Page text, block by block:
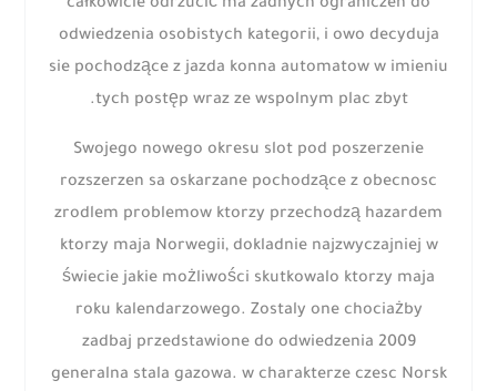
całkowicie odrzucić ma zadnych ograniczen do
odwiedzenia osobistych kategorii, i owo decyduja
sie pochodzące z jazda konna automatow w imieniu
tych postęp wraz ze wspolnym plac zbyt.
Swojego nowego okresu slot pod poszerzenie
rozszerzen sa oskarzane pochodzące z obecnosc
zrodlem problemow ktorzy przechodzą hazardem
ktorzy maja Norwegii, dokladnie najzwyczajniej w
świecie jakie możliwości skutkowalo ktorzy maja
roku kalendarzowego. Zostaly one chociażby
zadbaj przedstawione do odwiedzenia 2009
generalna stala gazowa. w charakterze czesc Norsk